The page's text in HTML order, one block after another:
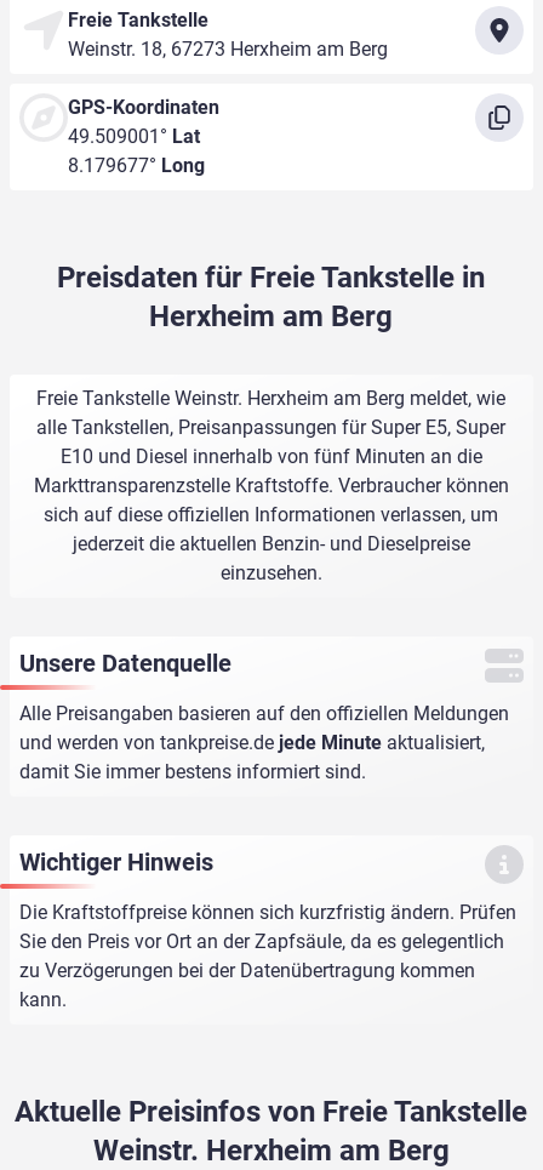
Freie Tankstelle
Weinstr. 18, 67273 Herxheim am Berg
GPS-Koordinaten
49.509001° Lat
8.179677° Long
Preisdaten für Freie Tankstelle in
Herxheim am Berg
Freie Tankstelle Weinstr. Herxheim am Berg meldet, wie
alle Tankstellen, Preisanpassungen für Super E5, Super
E10 und Diesel innerhalb von fünf Minuten an die
Markttransparenzstelle Kraftstoffe. Verbraucher können
sich auf diese offiziellen Informationen verlassen, um
jederzeit die aktuellen Benzin- und Dieselpreise
einzusehen.
Unsere Datenquelle
Alle Preisangaben basieren auf den offiziellen Meldungen
und werden von tankpreise.de jede Minute aktualisiert,
damit Sie immer bestens informiert sind.
Wichtiger Hinweis
Die Kraftstoffpreise können sich kurzfristig ändern. Prüfen
Sie den Preis vor Ort an der Zapfsäule, da es gelegentlich
zu Verzögerungen bei der Datenübertragung kommen
kann.
Aktuelle Preisinfos von Freie Tankstelle
Weinstr. Herxheim am Berg